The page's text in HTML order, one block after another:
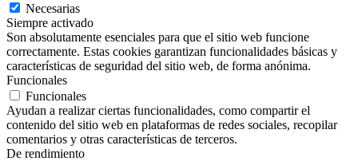
Necesarias
Siempre activado
Son absolutamente esenciales para que el sitio web funcione
correctamente. Estas cookies garantizan funcionalidades básicas y
características de seguridad del sitio web, de forma anónima.
Funcionales
Funcionales
Ayudan a realizar ciertas funcionalidades, como compartir el
contenido del sitio web en plataformas de redes sociales, recopilar
comentarios y otras características de terceros.
De rendimiento